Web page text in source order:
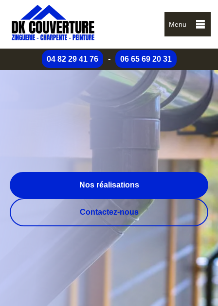
Menu
04 82 29 41 76 - 06 65 69 20 31
Nos réalisations
Contactez-nous